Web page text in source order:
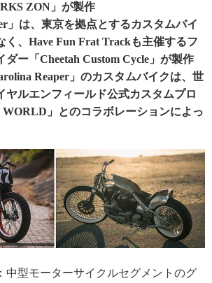
ZON」が製作
」は、東京を拠点とするカスタムバイ
く、Have Fun Frat Trackも主催するフ
ダー「Cheetah Custom Cycle」が製作
Reaper」のカスタムバイクは、世
ヤルエンフィールド公式カスタムプロ
」とのコラボレーションによっ
中型モーターサイクルセグメントのグ